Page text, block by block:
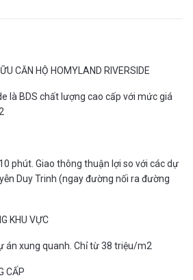
CĂN HỘ HOMYLAND RIVERSIDE
là BDS chất lượng cao cấp với mức giá
phút. Giao thông thuận lợi so với các dự
Duy Trinh (ngay đường nối ra đường
KHU VỰC
án xung quanh. Chỉ từ 38 triệu/m2
CẤP